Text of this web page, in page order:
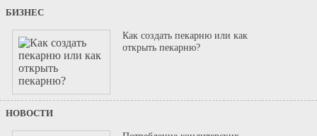
БИЗНЕС
Как создать пекарню или как
открыть пекарню?
НОВОСТИ